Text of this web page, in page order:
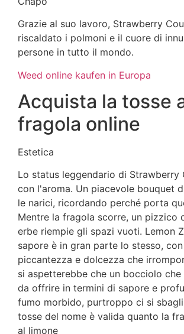
Grazie al suo lavoro, Strawberry
riscaldato i polmoni e il cuore di
persone in tutto il mondo.
Weed online kaufen in Europa
Acquista la tosse
fragola online
Estetica
Lo status leggendario di Strawberry
con l'aroma. Un piacevole bouquet
le narici, ricordando perché porta
Mentre la fragola scorre, un pizzico
erbe riempie gli spazi vuoti. Lemon
sapore è in gran parte lo stesso,
piccantezza e dolcezza che
si aspetterebbe che un bocciolo
da offrire in termini di sapore e
fumo morbido, purtroppo ci si
tosse del nome è valida quanto la
al limone